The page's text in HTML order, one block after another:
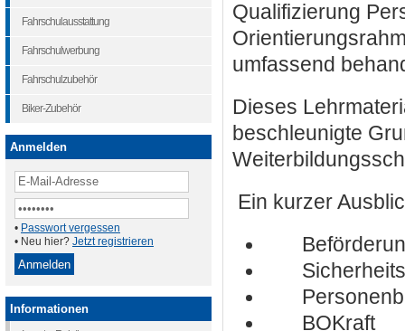
Qualifizierung
umfassend
Dieses
beschleunigte
Ein kurzer
BOKraft
Fahrschulausstattung
Fahrschulwerbung
Fahrschulzubehör
Biker-Zubehör
Anmelden
• Passwort vergessen
• Neu hier? Jetzt registrieren
Informationen